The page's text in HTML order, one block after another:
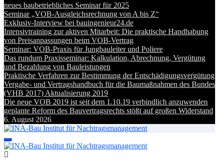
neues baubetriebliches Seminar für 2025
Seminar „VOB-Ausgleichsrechnung von A bis Z“
Exklusiv-Interview bei bauingenieur24.de
Intensivtraining zur aktiven Mitarbeit: Die praktische Handhabung
von Preisanpassungen beim VOB-Vertrag
Seminar: VOB-Praxis für Jungbauleiter und Poliere
Das rundum Praxisseminar: Kalkulation, Abrechnung, Vergütung
und Bezahlung von Bauleistungen
Praktische Verfahren zur Bestimmung der Entschädigungsvergütung
Vergabe- und Vertragshandbuch für die Baumaßnahmen des Bundes
(VHB 2017) Aktualisierung 2019
Die neue VOB 2019 ist seit dem 1.10.19 verbindlich anzuwenden
geplante Reform des Bauvertragsrechts stößt auf großen Widerstand
6. August 2026
INA-Bau Institut für Nachtragsmanagement
Abrechnung und Baubetriebsberatung
INA-Bau Institut für Nachtragsmanagement